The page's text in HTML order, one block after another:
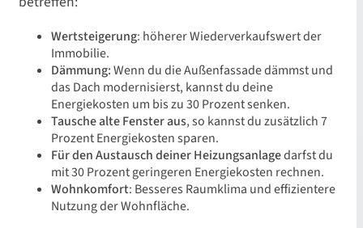
Wertsteigerung: höherer Wiederverkaufswert der
Immobilie.
Dämmung:Wenn du die Außenfassade dämmst und
das Dach modernisierst, kannst du deine
Energiekosten um bis zu 30 Prozent senken.
Tausche alte Fenster aus, so kannst du zusätzlich 7
Prozent Energiekosten sparen.
Für den Austausch deiner Heizungsanlagedarfst du
mit 30 Prozent geringeren Energiekosten rechnen.
Wohnkomfort: Besseres Raumklima und effizientere
Nutzung der Wohnfläche.